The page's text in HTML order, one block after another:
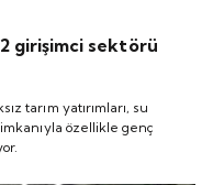
girişimci sektörü
tarım yatırımları, su
özellikle genç